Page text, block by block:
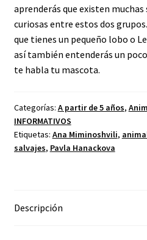
aprenderás que existen
curiosas entre estos dos
que tienes un pequeño lobo o
así también entenderás un
te habla tu mascota.
Categorías: A partir de 5 años,
INFORMATIVOS
Etiquetas: Ana Miminoshvili,
salvajes, Pavla Hanackova
Descripción